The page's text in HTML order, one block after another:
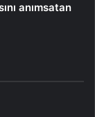
anımsatan